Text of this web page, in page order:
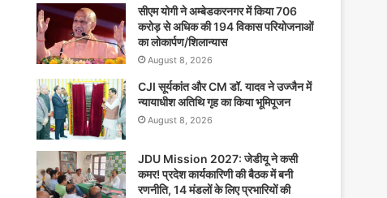
सीएम योगी ने अम्बेडकरनगर में किया 706
करोड़ से अधिक की 194 विकास परियोजनाओं
का लोकार्पण/शिलान्यास
August 8, 2026
CJI सूर्यकांत और CM डॉ. यादव ने उज्जैन में
न्यायाधीश अतिथि गृह का किया भूमिपूजन
August 8, 2026
JDU Mission 2027: जेडीयू ने कसी
कमर! प्रदेश कार्यकारिणी की बैठक में बनी
रणनीति, 14 मंडलों के लिए प्रभारियों की